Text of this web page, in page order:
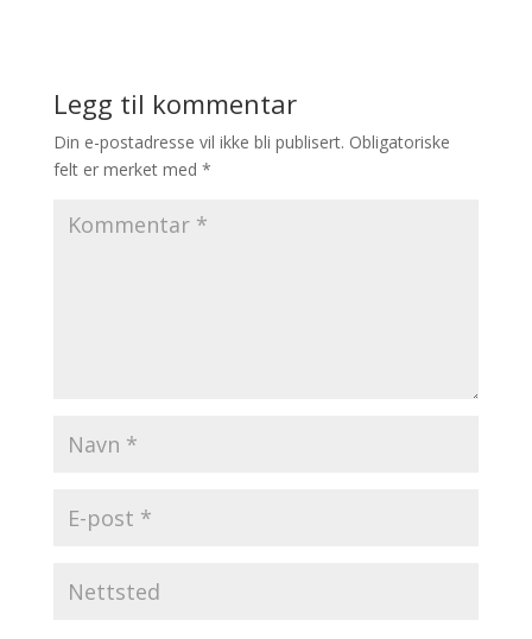
Legg til kommentar
Din e-postadresse vil ikke bli publisert. Obligatoriske
felt er merket med *